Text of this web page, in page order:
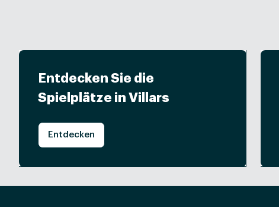
Entdecken Sie die
Spielplätze in Villars
Entdecken